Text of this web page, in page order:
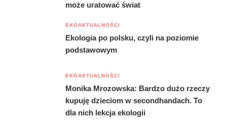
może uratować świat
EKOAKTUALNOŚCI
Ekologia po polsku, czyli na poziomie
podstawowym
EKOAKTUALNOŚCI
Monika Mrozowska: Bardzo dużo rzeczy
kupuję dzieciom w secondhandach. To
dla nich lekcja ekologii